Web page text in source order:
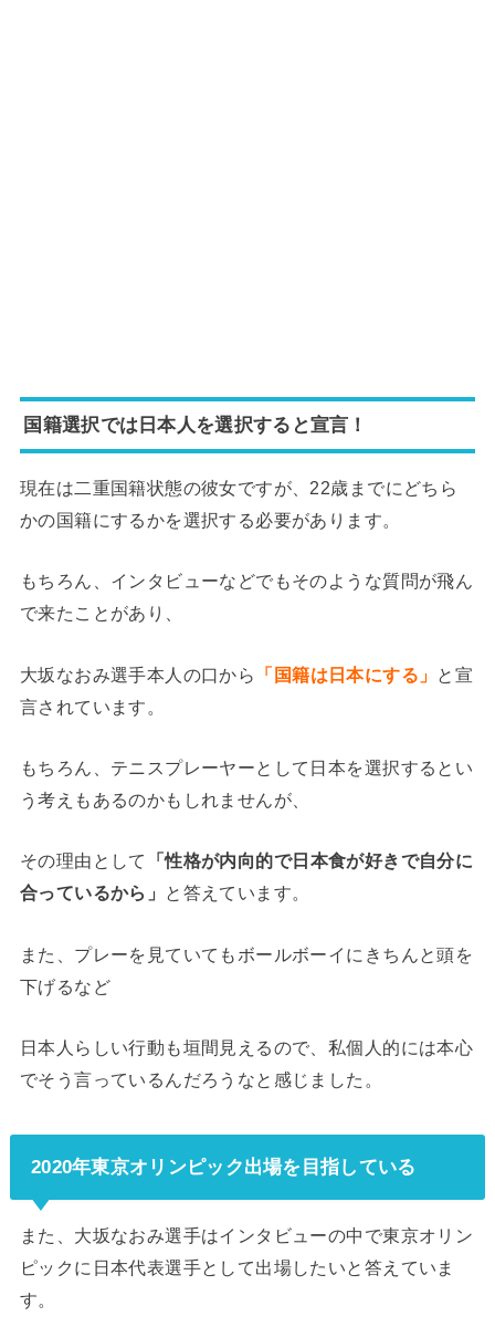
国籍選択では日本人を選択すると宣言！
現在は二重国籍状態の彼女ですが、22歳までにどちら
かの国籍にするかを選択する必要があります。
もちろん、インタビューなどでもそのような質問が飛ん
で来たことがあり、
大坂なおみ選手本人の口から 「国籍は日本にする」 と宣
言されています。
もちろん、テニスプレーヤーとして日本を選択するとい
う考えもあるのかもしれませんが、
その理由として
「性格が内向的で日本食が好きで自分に
合っているから」 と答えています。
また、プレーを見ていてもボールボーイにきちんと頭を
下げるなど
日本人らしい行動も垣間見えるので、私個人的には本心
でそう言っているんだろうなと感じました。
2020年東京オリンピック出場を目指している
また、大坂なおみ選手はインタビューの中で東京オリン
ピックに日本代表選手として出場したいと答えていま
す。